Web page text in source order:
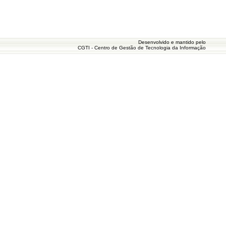
Desenvolvido e mantido pelo
CGTI - Centro de Gestão de Tecnologia da Informação